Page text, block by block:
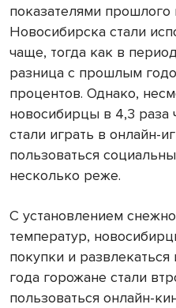
показателями прошлого
Новосибирска стали
чаще, тогда как в
разница с прошлым
процентов. Однако,
новосибирцы в 4,3 раза
стали играть в онлайн-
пользоваться
несколько реже.
С установлением
температур,
покупки и
года горожане стали
пользоваться онлайн-